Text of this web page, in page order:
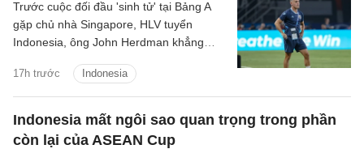
17h trước Indonesia
Trước cuộc đối đầu 'sinh tử' tại Bảng A
gặp chủ nhà Singapore, HLV tuyển
Indonesia, ông John Herdman khẳng
giành chiến thắng để giữ vững hy vọng
giành chức vô địch.
Indonesia mất ngôi sao quan trọng trong phần
còn lại của ASEAN Cup